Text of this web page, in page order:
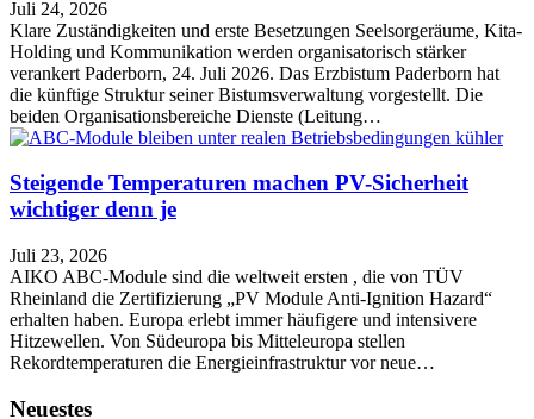
Juli 24, 2026
Klare Zuständigkeiten und erste Besetzungen Seelsorgeräume, Kita-
Holding und Kommunikation werden organisatorisch stärker
verankert Paderborn, 24. Juli 2026. Das Erzbistum Paderborn hat
die künftige Struktur seiner Bistumsverwaltung vorgestellt. Die
beiden Organisationsbereiche Dienste (Leitung…
Steigende Temperaturen machen PV-Sicherheit
wichtiger denn je
Juli 23, 2026
AIKO ABC-Module sind die weltweit ersten , die von TÜV
Rheinland die Zertifizierung „PV Module Anti-Ignition Hazard“
erhalten haben. Europa erlebt immer häufigere und intensivere
Hitzewellen. Von Südeuropa bis Mitteleuropa stellen
Rekordtemperaturen die Energieinfrastruktur vor neue…
Neuestes